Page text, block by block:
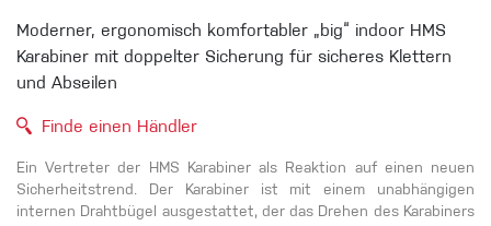
Moderner, ergonomisch komfortabler „big“ indoor HMS
Karabiner mit doppelter Sicherung für sicheres Klettern
und Abseilen
Finde einen Händler
Ein Vertreter der HMS Karabiner als Reaktion auf einen neuen
Sicherheitstrend. Der Karabiner ist mit einem unabhängigen
internen Drahtbügel ausgestattet, der das Drehen des Karabiners